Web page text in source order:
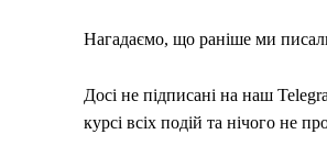
Нагадаємо, що раніше ми
Досі не підписані на наш
курсі всіх подій та нічого не